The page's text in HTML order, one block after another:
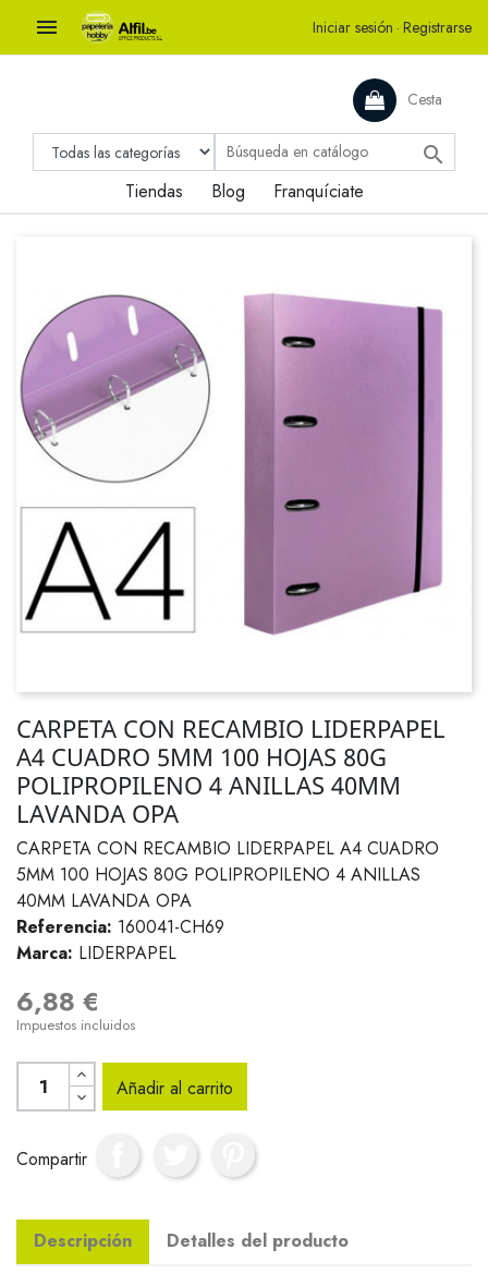
 Iniciar sesión · Registrarse
Cesta

Tiendas Blog Franquíciate
CARPETA CON RECAMBIO LIDERPAPEL
A4 CUADRO 5MM 100 HOJAS 80G
POLIPROPILENO 4 ANILLAS 40MM
LAVANDA OPA
CARPETA CON RECAMBIO LIDERPAPEL A4 CUADRO
5MM 100 HOJAS 80G POLIPROPILENO 4 ANILLAS
40MM LAVANDA OPA
Referencia: 160041-CH69
Marca: LIDERPAPEL
6,88 €
Impuestos incluidos
Añadir al carrito
Compartir
Descripción Detalles del producto